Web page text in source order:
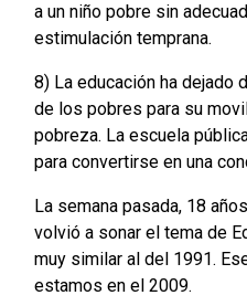
a un niño pobre sin
estimulación temprana.
8) La educación ha dejado
de los pobres para su
pobreza. La escuela
para convertirse en una
La semana pasada, 18
volvió a sonar el tema de
muy similar al del 1991.
estamos en el 2009.